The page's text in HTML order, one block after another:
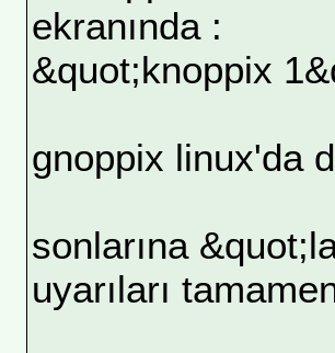
ekranında :
&quot;knoppix
gnoppix linux'da
sonlarına
uyarıları